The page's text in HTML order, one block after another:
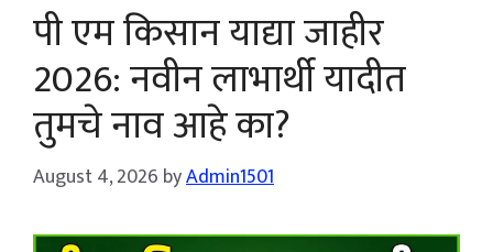
पी एम किसान याद्या जाहीर
2026: नवीन लाभार्थी यादीत
तुमचे नाव आहे का?
August 4, 2026 byAdmin1501